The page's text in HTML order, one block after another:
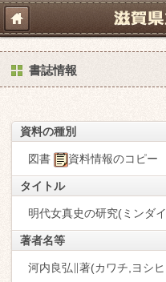
書誌情報
資料の種別
図書 資料情報のコピー
タイトル
明代女真史の研究(ミンダ
著者名等
河内良弘∥著(カワチ,ヨシ